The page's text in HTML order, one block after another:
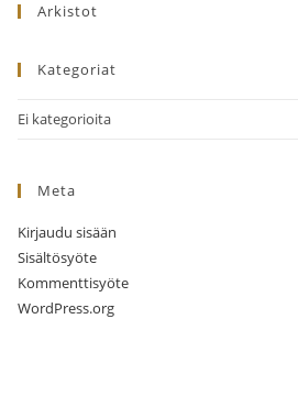
Arkistot
Kategoriat
Ei kategorioita
Meta
Kirjaudu sisään
Sisältösyöte
Kommenttisyöte
WordPress.org